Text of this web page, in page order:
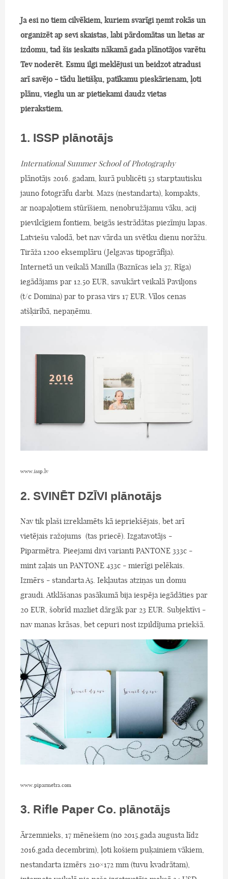
Ja esi no tiem cilvēkiem, kuriem svarīgi ņemt rokās un
organizēt ap sevi skaistas, labi pārdomātas un lietas ar
izdomu, tad šis ieskaits nākamā gada plānotājos varētu
Tev noderēt. Esmu ilgi meklējusi un beidzot atradusi
arī savējo - tādu lietišķu, patīkamu pieskārienam, ļoti
plānu, vieglu un ar pietiekami daudz vietas
pierakstiem.
1. ISSP plānotājs
International Summer School of Photography
plānotājs 2016. gadam, kurā publicēti 53 starptautisku
jauno fotogrāfu darbi. Mazs (nestandarta), kompakts,
ar noapaļotiem stūrīšiem, nenobružājamu vāku, acij
pievilcīgiem fontiem, beigās iestrādātas piezīmju lapas.
Latviešu valodā, bet nav vārda un svētku dienu norāžu.
Tirāža 1200 eksemplāru (Jelgavas tipogrāfija).
Internetā un veikalā Manilla (Baznīcas iela 37, Rīga)
iegādājams par 12.50 EUR, savukārt veikalā Paviljons
(t/c Domina) par to prasa virs 17 EUR. Vīlos cenas
atšķirībā, nepaņēmu.
www.issp.lv
2. SVINĒT DZĪVI plānotājs
Nav tik plaši izreklamēts kā iepriekšējais, bet arī
vietējais ražojums (tas priecē). Izgatavotājs -
Piparmētra. Pieejami divi varianti PANTONE 333c -
mint zaļais un PANTONE 433c - mierīgi pelēkais.
Izmērs - standarta A5. Iekļautas atziņas un domu
graudi. Atklāšanas pasākumā bija iespēja iegādāties par
20 EUR, šobrīd mazliet dārgāk par 23 EUR. Subjektīvi -
nav manas krāsas, bet cepuri nost izpildījuma priekšā.
www.piparmetra.com
3. Rifle Paper Co. plānotājs
Ārzemnieks, 17 mēnešiem (no 2015.gada augusta līdz
2016.gada decembrim), ļoti košiem puķainiem vākiem,
nestandarta izmērs 210×172 mm (tuvu kvadrātam),